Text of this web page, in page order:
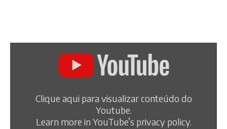
Clique aqui para visualizar conteúdo do
Youtube.
Learn more in YouTube’s privacy policy.